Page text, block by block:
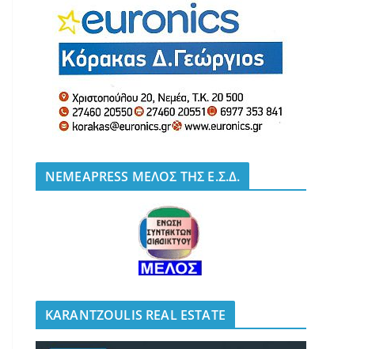
NEMEAPRESS ΜΕΛΟΣ ΤΗΣ Ε.Σ.Δ.
KARANTZOULIS REAL ESTATE